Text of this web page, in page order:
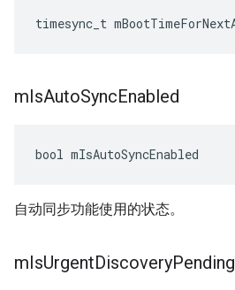
timesync_t
mIsAutoSyncEnabled
bool mIsAutoSyncEnabled
自动同步功能使用的状态。
mIsUrgentDiscoveryPending